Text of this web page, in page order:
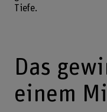
Tiefe.
Das
einem